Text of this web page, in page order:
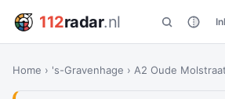
112radar.nl
Home › 's-Gravenhage › A2 Oude